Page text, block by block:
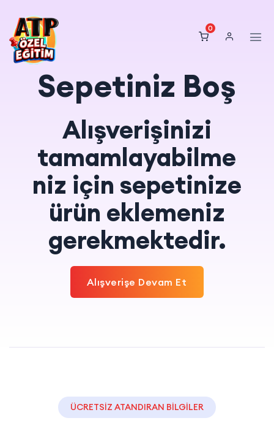
0
Sepetiniz Boş
Alışverişinizi
tamamlayabilme
niz için sepetinize
ürün eklemeniz
gerekmektedir.
Alışverişe Devam Et
ÜCRETSİZ ATANDIRAN BİLGİLER